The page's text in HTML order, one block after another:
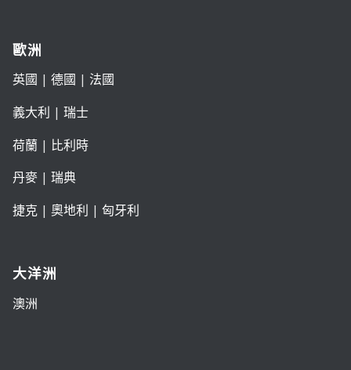
歐洲
英國 | 德國 | 法國
義大利 | 瑞士
荷蘭| 比利時
丹麥| 瑞典
捷克| 奧地利 | 匈牙利
大洋洲
澳洲